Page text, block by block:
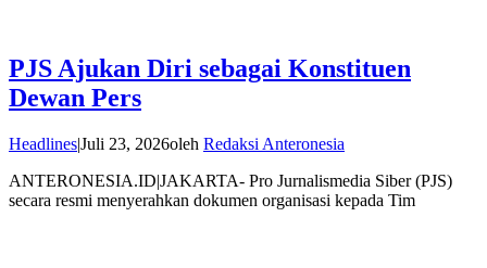
PJS Ajukan Diri sebagai Konstituen
Dewan Pers
Headlines|Juli 23, 2026oleh Redaksi Anteronesia
ANTERONESIA.ID|JAKARTA- Pro Jurnalismedia Siber (PJS)
secara resmi menyerahkan dokumen organisasi kepada Tim